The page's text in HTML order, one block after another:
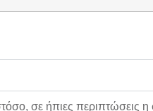
σε ήπιες περιπτώσεις